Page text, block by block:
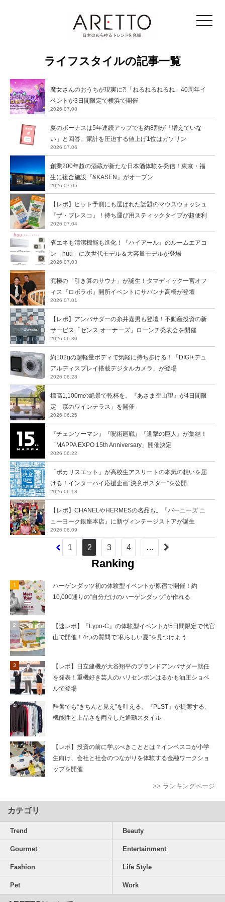
toggle
ライフスタイルの記事一覧
魔女さんのおうちが現実に⁈「ねるねるねるね」40周年イ
ベントが3日間限定で横浜で開催
2026.07.08
夏のボーナスは5年連続アップでも約8割が「増えていな
い」と回答。家計を圧迫する値上げ1位はガソリン
2026.07.06
創業200年超の酒蔵が新たな日本酒体験を発信！東京・福
生に複合施設『&KASEN』がオープン
2026.07.05
【レポ】ヒット予測にも選ばれた話題のマウスウォッシュ
『ザ・ブレスコ』！持ち運び用スティックタイプが超便利
2026.07.04
省エネも清潔機能も進化！『ハイアール』のルームエアコ
ン「huu」に次世代モデル＆大容量モデルが登場
2026.07.03
究極の「引き算のサウナ」が誕生！タマディック一宮オフ
ィス『ロボラボ』開所イベントにサバンナ高橋が登壇
2026.07.01
【レポ】アンバサダーの糸井嘉男も登壇！不動産投資の新
サービス「センス オーナーズ」ローンチ発表会を開催
2026.06.30
約102gの超軽量ボディで気軽に持ち歩ける！「DIGI+デュ
アルディスプレイ搭載デジタルカメラ」が登場
2026.06.28
標高1,100mの絶景で乾杯を。『あさま空山望』が4日間限
定「森のワインテラス」を開催
2026.06.25
『チェンソーマン』『呪術廻戦』『進撃の巨人』が集結！
「MAPPA EXPO 15th Anniversary」開催決定
2026.06.22
「ポカリスエット」が高校生アスリートの本気の想いを届
ける！インターハイ応援企画“決意ポスター”を公開
2026.06.18
【レポ】CHANELやHERMESの名品も。『バーニーズ ニ
ューヨーク銀座本店』に新ヴィンテージストアが誕生
2026.06.09
1 2 3 4 …
Ranking
ハーゲンダッツ初の体験型イベントが原宿で開催！約
10,000通りの“自分だけのハーゲンダッツ”が作れる
【速レポ】『Lypo-C』の体験型イベントが5日間限定で代官
山で開催！4つの質問で"私らしい夏"を見つけよう
【レポ】日立建機が大谷翔平のブランドアンバサダー就任
を発表！重機好き芸人のハリセンボンはるかも油圧ショベ
ルで登場
酷暑でも“きちんと見え”を叶える。『PLST』が提案する、
機能性と上品さを両立した通勤スタイル
【レポ】投資の前に学ぶべきこととは？インベスコが小学
生向け、会社と社会のつながりを体験する金融ワークショ
ップを開催
>> ランキングページ
カテゴリ
Trend Beauty
Gourmet Entertainment
Fashion Life Style
Pet Work